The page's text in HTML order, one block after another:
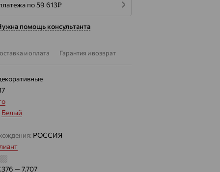
по 59 613₽
помощь консультанта
и оплата Гарантия и возврат
Белый
РОССИЯ
— 7.707